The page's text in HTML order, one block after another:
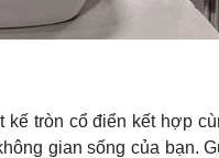
tròn cổ điển kết hợp
gian sống của bạn.